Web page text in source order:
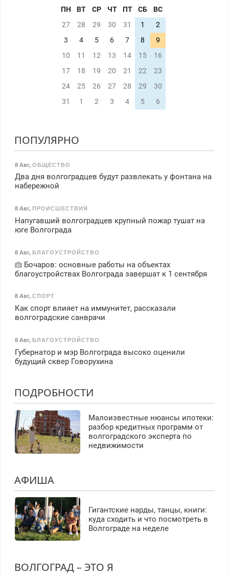
ПН ВТ СР ЧТ ПТ СБ
ВС
27
28 29 30 31 1
2
3
4 5 6 7 8
9
10
11 12 13 14 15
16
17
18 19 20 21 22
23
24
25 26 27 28 29
30
31
1 2 3 4 5 6
ПОПУЛЯРНО
8 Авг, ОБЩЕСТВО
Два дня волгоградцев будут развлекать у фонтана на
набережной
8 Авг, ПРОИСШЕСТВИЯ
Напугавший волгоградцев крупный пожар тушат на
юге Волгограда
8 Авг, БЛАГОУСТРОЙСТВО
Бочаров: основные работы на объектах
благоустройствах Волгограда завершат к 1 сентября
8 Авг, СПОРТ
Как спорт влияет на иммунитет, рассказали
волгоградские санврачи
8 Авг, БЛАГОУСТРОЙСТВО
Губернатор и мэр Волгограда высоко оценили
будущий сквер Говорухина
ПОДРОБНОСТИ
Малоизвестные нюансы ипотеки:
разбор кредитных программ от
волгоградского эксперта по
недвижимости
АФИША
Гигантские нарды, танцы, книги:
куда сходить и что посмотреть в
Волгограде на неделе
ВОЛГОГРАД – ЭТО Я